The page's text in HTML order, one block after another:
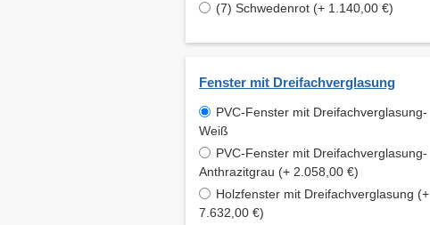
(7) Schwedenrot (+ 1.140,00 €)
Fenster mit Dreifachverglasung
PVC-Fenster mit Dreifachverglasung-
Weiß
PVC-Fenster mit Dreifachverglasung-
Anthrazitgrau (+ 2.058,00 €)
Holzfenster mit Dreifachverglasung (+
7.632,00 €)